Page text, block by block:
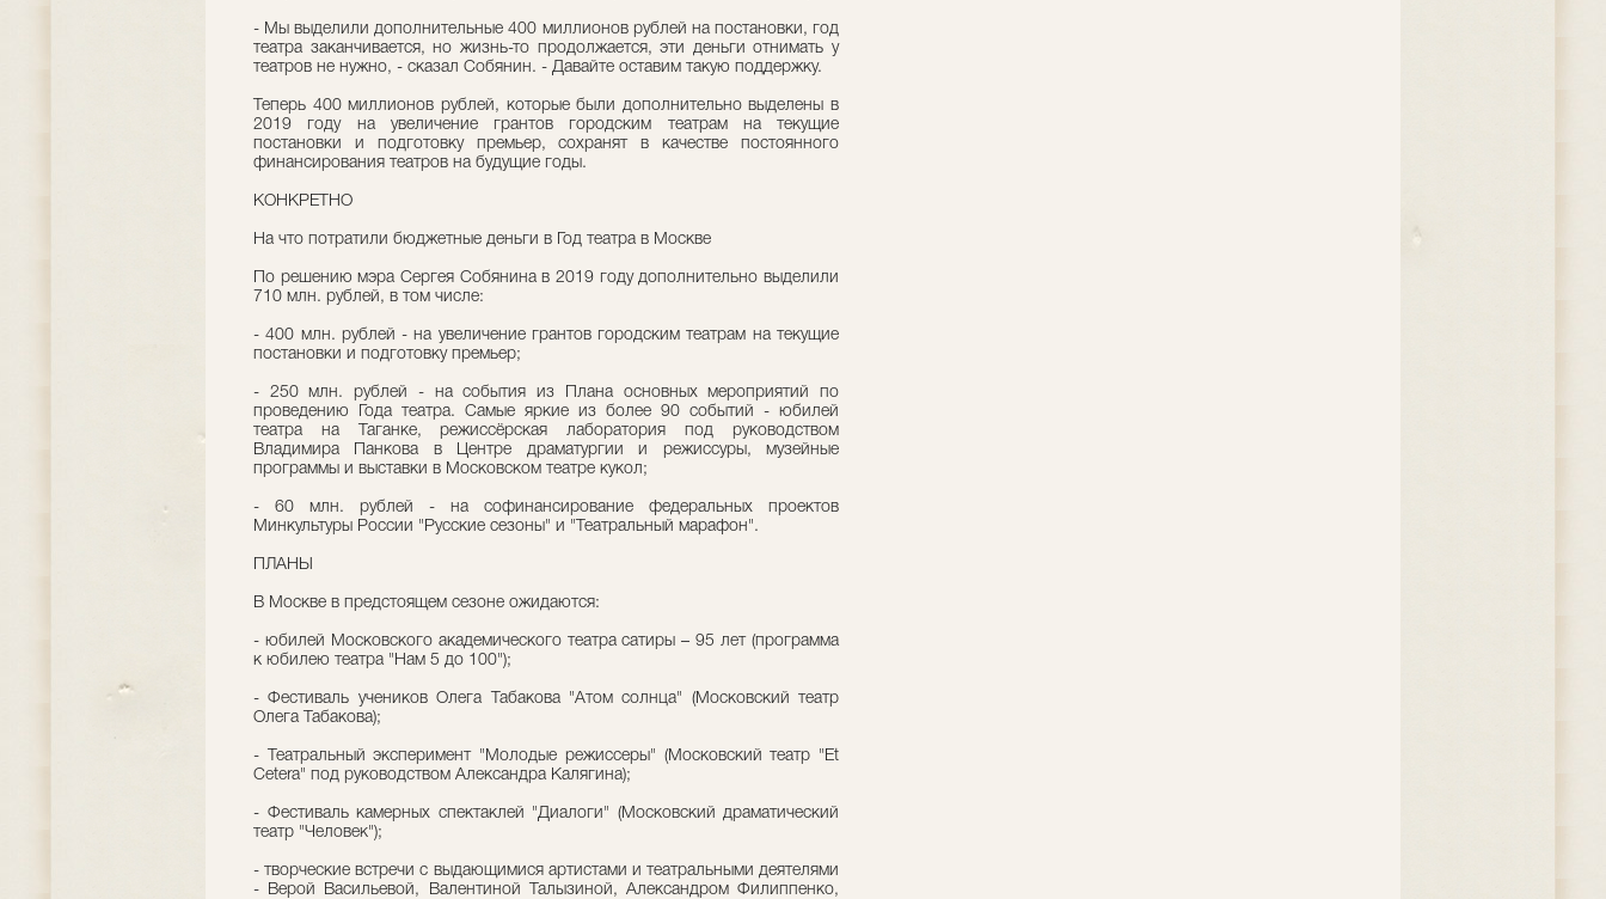
- Мы выделили дополнительные 400 миллионов рублей на постановки, год
театра заканчивается, но жизнь-то продолжается, эти деньги отнимать у
театров не нужно, - сказал Собянин. - Давайте оставим такую поддержку.
Теперь 400 миллионов рублей, которые были дополнительно выделены в
2019 году на увеличение грантов городским театрам на текущие
постановки и подготовку премьер, сохранят в качестве постоянного
финансирования театров на будущие годы.
КОНКРЕТНО
На что потратили бюджетные деньги в Год театра в Москве
По решению мэра Сергея Собянина в 2019 году дополнительно выделили
710 млн. рублей, в том числе:
- 400 млн. рублей - на увеличение грантов городским театрам на текущие
постановки и подготовку премьер;
- 250 млн. рублей - на события из Плана основных мероприятий по
проведению Года театра. Самые яркие из более 90 событий - юбилей
театра на Таганке, режиссёрская лаборатория под руководством
Владимира Панкова в Центре драматургии и режиссуры, музейные
программы и выставки в Московском театре кукол;
- 60 млн. рублей - на софинансирование федеральных проектов
Минкультуры России "Русские сезоны" и "Театральный марафон".
ПЛАНЫ
В Москве в предстоящем сезоне ожидаются:
- юбилей Московского академического театра сатиры – 95 лет (программа
к юбилею театра "Нам 5 до 100");
- Фестиваль учеников Олега Табакова "Атом солнца" (Московский театр
Олега Табакова);
- Театральный эксперимент "Молодые режиссеры" (Московский театр "Et
Cetera" под руководством Александра Калягина);
- Фестиваль камерных спектаклей "Диалоги" (Московский драматический
театр "Человек");
- творческие встречи с выдающимися артистами и театральными деятелями
- Верой Васильевой, Валентиной Талызиной, Александром Филиппенко,